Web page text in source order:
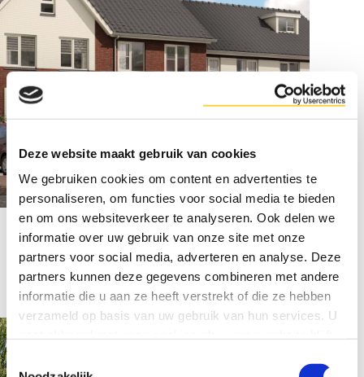
Deze website maakt gebruik van cookies
We gebruiken cookies om content en advertenties te
personaliseren, om functies voor social media te bieden
en om ons websiteverkeer te analyseren. Ook delen we
informatie over uw gebruik van onze site met onze
partners voor social media, adverteren en analyse. Deze
partners kunnen deze gegevens combineren met andere
informatie die u aan ze heeft verstrekt of die ze hebben
verzameld op basis van uw gebruik van hun services. U
Toestemmingsselectie
Meer van onze projecten: